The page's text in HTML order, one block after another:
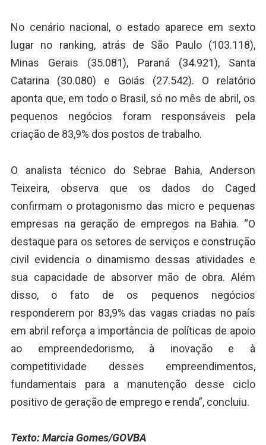
No cenário nacional, o estado aparece em sexto
lugar no ranking, atrás de São Paulo (103.118),
Minas Gerais (35.081), Paraná (34.921), Santa
Catarina (30.080) e Goiás (27.542). O relatório
aponta que, em todo o Brasil, só no mês de abril, os
pequenos negócios foram responsáveis pela
criação de 83,9% dos postos de trabalho.
O analista técnico do Sebrae Bahia, Anderson
Teixeira, observa que os dados do Caged
confirmam o protagonismo das micro e pequenas
empresas na geração de empregos na Bahia. “O
destaque para os setores de serviços e construção
civil evidencia o dinamismo dessas atividades e
sua capacidade de absorver mão de obra. Além
disso, o fato de os pequenos negócios
responderem por 83,9% das vagas criadas no país
em abril reforça a importância de políticas de apoio
ao empreendedorismo, à inovação e à
competitividade desses empreendimentos,
fundamentais para a manutenção desse ciclo
positivo de geração de emprego e renda”, concluiu.
Texto: Marcia Gomes/GOVBA